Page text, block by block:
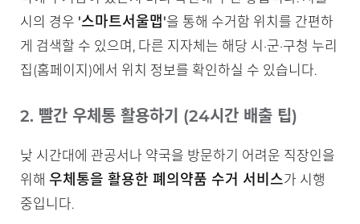
시의 경우 '스마트서울맵'을 통해 수거함 위치를 간편하
게 검색할 수 있으며, 다른 지자체는 해당 시·군·구청 누리
집(홈페이지)에서 위치 정보를 확인하실 수 있습니다.
2. 빨간 우체통 활용하기 (24시간 배출 팁)
낮 시간대에 관공서나 약국을 방문하기 어려운 직장인을
위해 우체통을 활용한 폐의약품 수거 서비스가 시행
중입니다.